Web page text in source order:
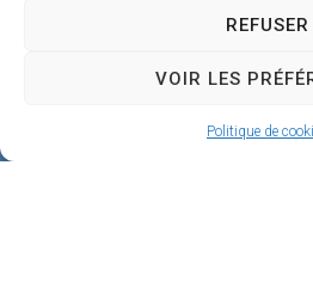
REFUSER
VOIR LES
Politique de